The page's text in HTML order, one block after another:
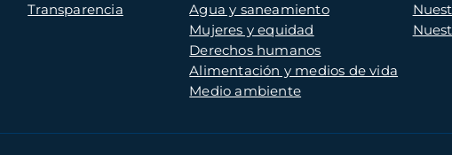
Transparencia
Agua y saneamiento
Mujeres y equidad
Derechos humanos
Alimentación y medios de vida
Medio ambiente